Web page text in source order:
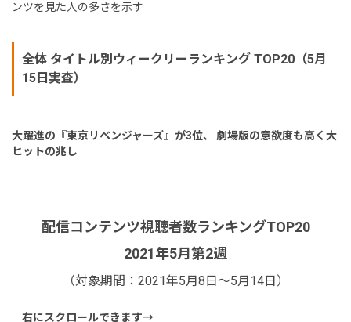
ンツを見た人の多さを示す
全体 タイトル別ウィークリーランキング TOP20（5月
15日実査）
大躍進の『東京リベンジャーズ』が3位、 劇場版の意欲度も高く大
ヒットの兆し
配信コンテンツ視聴者数ランキングTOP20
2021年5月第2週
（対象期間：2021年5月8日～5月14日）